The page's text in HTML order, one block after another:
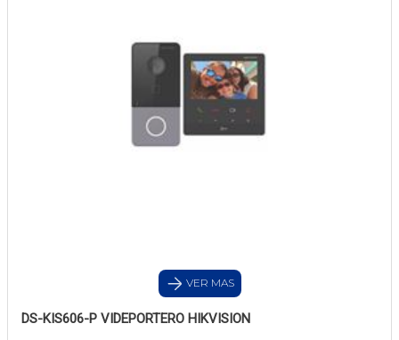
VER MAS
DS-KIS606-P VIDEPORTERO HIKVISION